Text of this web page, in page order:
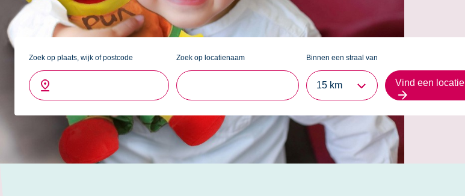
en dansjes bijvoorbeeld. Zo stimuleren we een brede ontwikkeling.
Zoek op plaats, wijk of postcode Zoek op locatienaam Binnen een straal van
15 km Vind een locatie